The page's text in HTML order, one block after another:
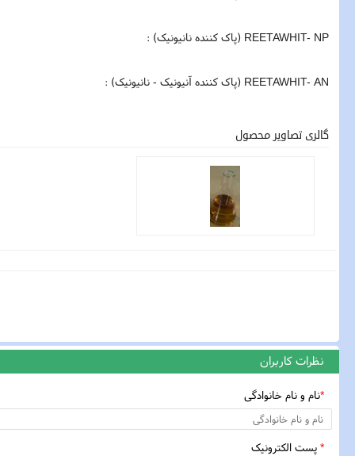
REETAWHIT- NP (پاک کننده نانیونیک) :
REETAWHIT- AN (پاک کننده آنیونیک - نانیونیک) :
گالری تصاویر محصول
نظرات کاربران
*نام و نام خانوادگی
*پست الکترونیک